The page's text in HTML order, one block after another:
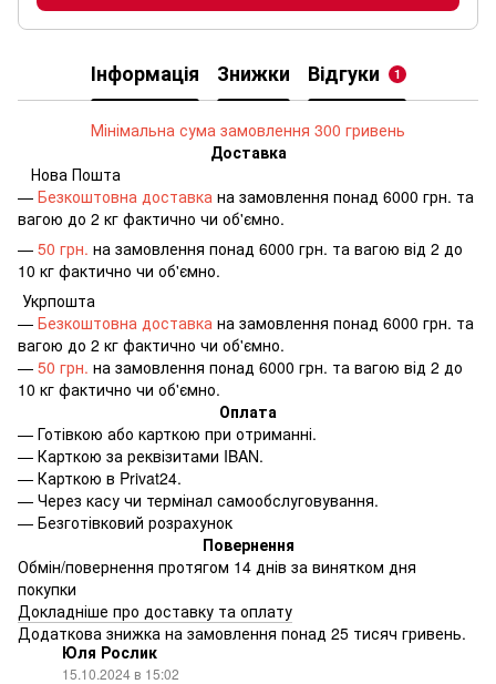
Інформація Знижки Відгуки 1
Мінімальна сума замовлення 300 гривень
Доставка
Нова Пошта
— Безкоштовна доставка на замовлення понад 6000 грн. та
вагою до 2 кг фактично чи об'ємно.
— 50 грн. на замовлення понад 6000 грн. та вагою від 2 до
10 кг фактично чи об'ємно.
Укрпошта
— Безкоштовна доставка на замовлення понад 6000 грн. та
вагою до 2 кг фактично чи об'ємно.
— 50 грн. на замовлення понад 6000 грн. та вагою від 2 до
10 кг фактично чи об'ємно.
Оплата
— Готівкою або карткою при отриманні.
— Карткою за реквізитами IBAN.
— Карткою в Privat24.
— Через касу чи термінал самообслуговування.
— Безготівковий розрахунок
Повернення
Обмін/повернення протягом 14 днів за винятком дня
покупки
Докладніше про доставку та оплату
Додаткова знижка на замовлення понад 25 тисяч гривень.
Юля Рослик
15.10.2024 в 15:02